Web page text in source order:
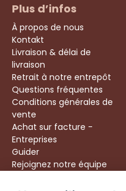
Plus d’infos
À propos de nous
Kontakt
Livraison & délai de
livraison
Retrait à notre entrepôt
Questions fréquentes
Conditions générales de
vente
Achat sur facture -
Entreprises
Guider
Rejoignez notre équipe